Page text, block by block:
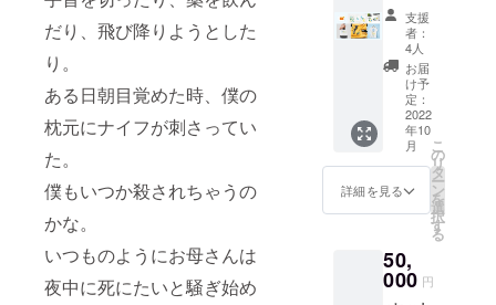
だり、飛び降りようとした
り。
ある日朝目覚めた時、僕の
枕元にナイフが刺さってい
た。
僕もいつか殺されちゃうの
かな。
いつものようにお母さんは
夜中に死にたいと騒ぎ始め
とがご
ざいま
す。
プショ
ン欄よ
り必ず
お選び
くださ
い。 ※
画像は
イメー
ジで
す。デ
ザイン
ありま
す。 ※
のメー
ル ・活
動報告
・ヤン
グケア
ラー協
会オリ
ジナル
ステッ
カー１
枚 ・オ
リジナ
イル １
枚 ・ピ
ンバッ
支援
者：
4人
お届
け予
定：
2022
年10
月
詳細を見る
こ
の
リ
タ
ー
ン
を
選
択
す
る
50,
000 円